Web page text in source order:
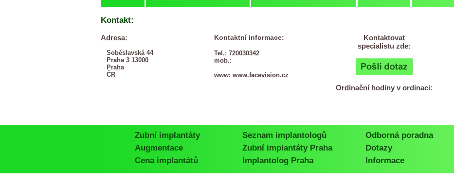
Kontakt:
Adresa:
Soběslavská 44
Praha 3 13000
Praha
ČR
Kontaktní informace:
Tel.: 720030342
mob.:
www: www.facevision.cz
Kontaktovat
specialistu zde:
Ordinační hodiny v ordinaci:
Zubní implantáty Seznam implantologů Odborná poradna
Augmentace
Zubní implantáty Praha Dotazy
Cena implantátů
Implantolog Praha Informace